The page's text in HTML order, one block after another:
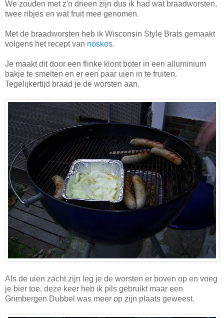
We zouden met z'n drieen zijn dus ik had wat braadworsten,
twee ribjes en wat fruit mee genomen.
Met de braadworsten heb ik Wisconsin Style Brats gemaakt
volgens het recept van noskos.
Je maakt dit door een flinke klont boter in een alluminium
bakje te smelten en er een paar uien in te fruiten.
Tegelijkertijd braad je de worsten aan.
Als de uien zacht zijn leg je de worsten er boven op en voeg
je bier toe, deze keer heb ik pils gebruikt maar een
Grimbergen Dubbel was meer op zijn plaats geweest.